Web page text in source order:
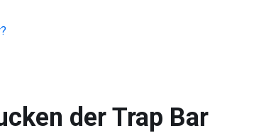
?
der Trap Bar